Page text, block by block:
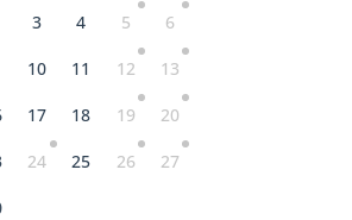
3 4 5 6
10 11 12 13
17 18 19 20
24 25 26 27